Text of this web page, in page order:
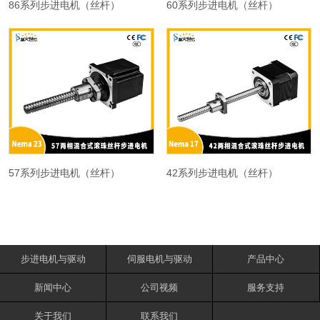
86系列步进电机（丝杆） 60系列步进电机（丝杆）
57系列步进电机（丝杆） 42系列步进电机（丝杆）
步进电机与驱动 伺服电机与驱动 产品中心
新闻中心 公司视频 服务支持
关于我们 联系我们